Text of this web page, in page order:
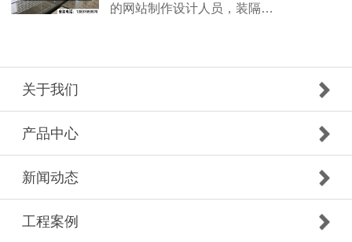
的网站制作设计人员，装隔…
关于我们
产品中心
新闻动态
工程案例